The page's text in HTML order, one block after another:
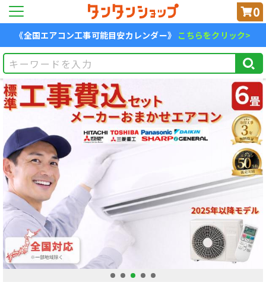
0
《全国エアコン工事可能目安カレンダー》 こちらをクリック>
1 2 3 4 5